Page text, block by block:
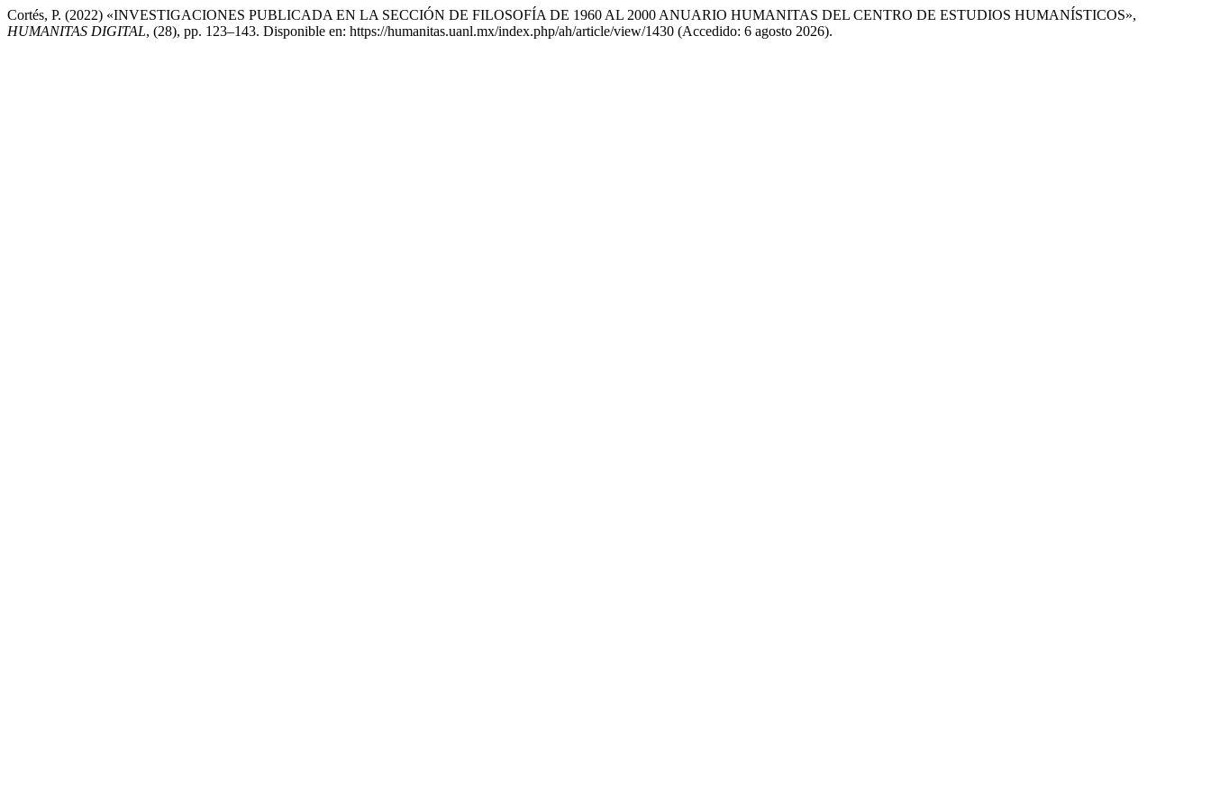
Cortés, P. (2022) «INVESTIGACIONES PUBLICADA EN LA SECCIÓN DE FILOSOFÍA DE 1960 AL 2000 ANUARIO HUMANITAS DEL CENTRO DE ESTUDIOS HUMANÍSTICOS»,
HUMANITAS DIGITAL, (28), pp. 123–143. Disponible en: https://humanitas.uanl.mx/index.php/ah/article/view/1430 (Accedido: 6 agosto 2026).